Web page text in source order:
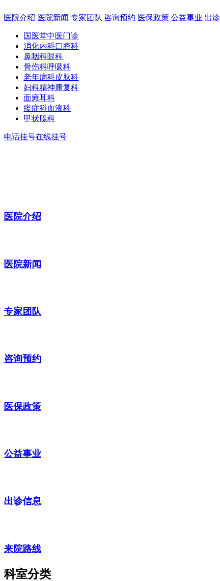
医院介绍 医院新闻 专家团队 咨询预约 医保政策 公益事业 出
国医堂中医门诊
消化内科口腔科
鼻咽科眼科
骨伤科呼吸科
老年病科皮肤科
妇科精神康复科
面瘫耳科
痿症科血液科
甲状腺科
电话挂号在线挂号
医院介绍
医院新闻
专家团队
咨询预约
医保政策
公益事业
出诊信息
来院路线
科室分类